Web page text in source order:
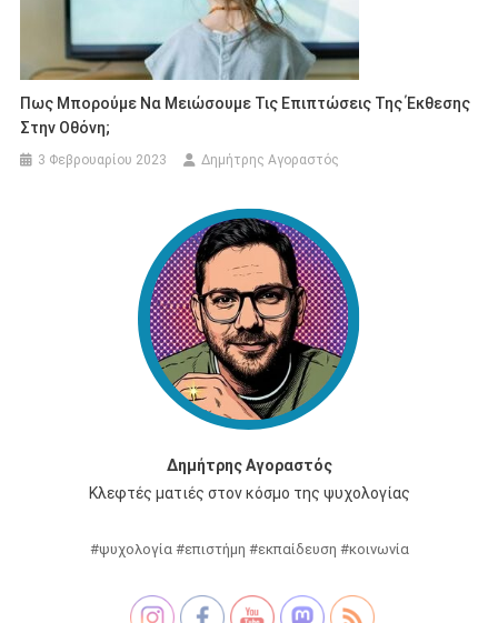
Πως Μπορούμε Να Μειώσουμε Τις Επιπτώσεις Της Έκθεσης
Στην Οθόνη;
3 Φεβρουαρίου 2023 Δημήτρης Αγοραστός
Δημήτρης Αγοραστός
Κλεφτές ματιές στον κόσμο της ψυχολογίας
#ψυχολογία #επιστήμη #εκπαίδευση #κοινωνία